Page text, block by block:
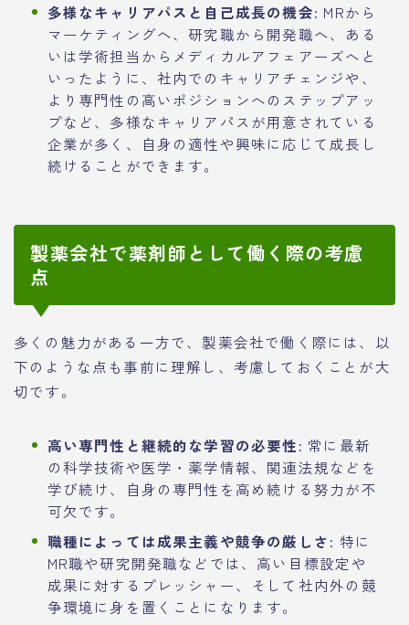
多様なキャリアパスと自己成長の機会: MRから
マーケティングへ、研究職から開発職へ、ある
いは学術担当からメディカルアフェアーズへと
いったように、社内でのキャリアチェンジや、
より専門性の高いポジションへのステップアッ
プなど、多様なキャリアパスが用意されている
企業が多く、自身の適性や興味に応じて成長し
続けることができます。
製薬会社で薬剤師として働く際の考慮
点
多くの魅力がある一方で、製薬会社で働く際には、以
下のような点も事前に理解し、考慮しておくことが大
切です。
高い専門性と継続的な学習の必要性: 常に最新
の科学技術や医学・薬学情報、関連法規などを
学び続け、自身の専門性を高め続ける努力が不
可欠です。
職種によっては成果主義や競争の厳しさ: 特に
MR職や研究開発職などでは、高い目標設定や
成果に対するプレッシャー、そして社内外の競
争環境に身を置くことになります。